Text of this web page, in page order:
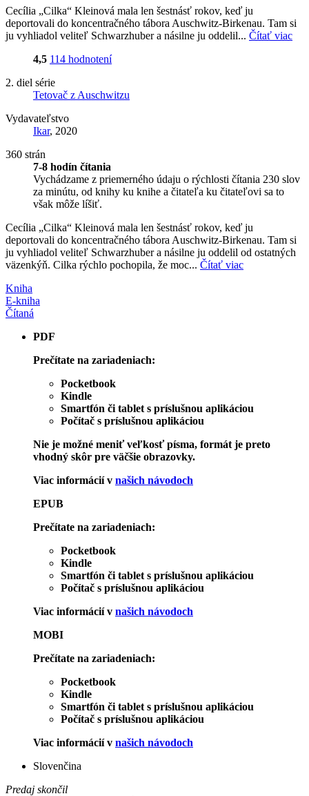
Cecília „Cilka“ Kleinová mala len šestnásť rokov, keď ju
deportovali do koncentračného tábora Auschwitz-Birkenau. Tam si
ju vyhliadol veliteľ Schwarzhuber a násilne ju oddelil... Čítať viac
4,5 114 hodnotení
2. diel série
Tetovač z Auschwitzu
Vydavateľstvo
Ikar, 2020
360 strán
7-8 hodín čítania
Vychádzame z priemerného údaju o rýchlosti čítania 230 slov
za minútu, od knihy ku knihe a čitateľa ku čitateľovi sa to
však môže líšiť.
Cecília „Cilka“ Kleinová mala len šestnásť rokov, keď ju
deportovali do koncentračného tábora Auschwitz-Birkenau. Tam si
ju vyhliadol veliteľ Schwarzhuber a násilne ju oddelil od ostatných
väzenkýň. Cilka rýchlo pochopila, že moc... Čítať viac
Kniha
E-kniha
Čítaná
PDF
Prečítate na zariadeniach:
Pocketbook
Kindle
Smartfón či tablet s príslušnou aplikáciou
Počítač s príslušnou aplikáciou
Nie je možné meniť veľkosť písma, formát je preto
vhodný skôr pre väčšie obrazovky.
Viac informácií v našich návodoch
EPUB
Prečítate na zariadeniach:
Pocketbook
Kindle
Smartfón či tablet s príslušnou aplikáciou
Počítač s príslušnou aplikáciou
Viac informácií v našich návodoch
MOBI
Prečítate na zariadeniach:
Pocketbook
Kindle
Smartfón či tablet s príslušnou aplikáciou
Počítač s príslušnou aplikáciou
Viac informácií v našich návodoch
Slovenčina
Predaj skončil